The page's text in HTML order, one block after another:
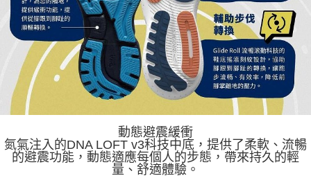
動態避震緩衝
氮氣注入的DNA LOFT v3科技中底，提供了柔軟、流暢
的避震功能，動態適應每個人的步態，帶來持久的輕
量、舒適體驗。